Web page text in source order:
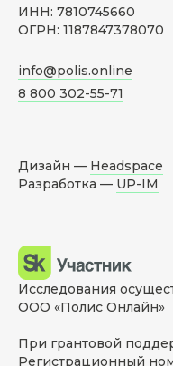
ИНН: 7810745660
ОГРН: 1187847378070
info@polis.online
8 800 302-55-71
Дизайн — Headspace
Разработка — UP-IM
Исследования
ООО «Полис Онлайн»
При грантовой
Регистрационный